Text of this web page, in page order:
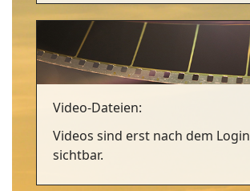
Video-Dateien:
Videos sind erst nach dem Login
sichtbar.